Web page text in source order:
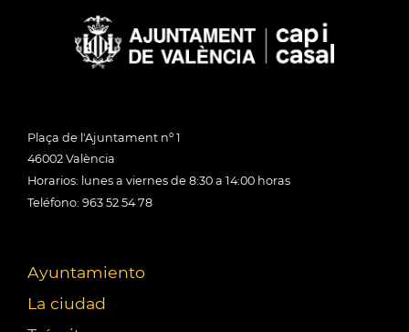
Plaça de l'Ajuntament nº 1
46002 València
Horarios: lunes a viernes de 8:30 a 14:00 horas
Teléfono: 963 52 54 78
Ayuntamiento
La ciudad